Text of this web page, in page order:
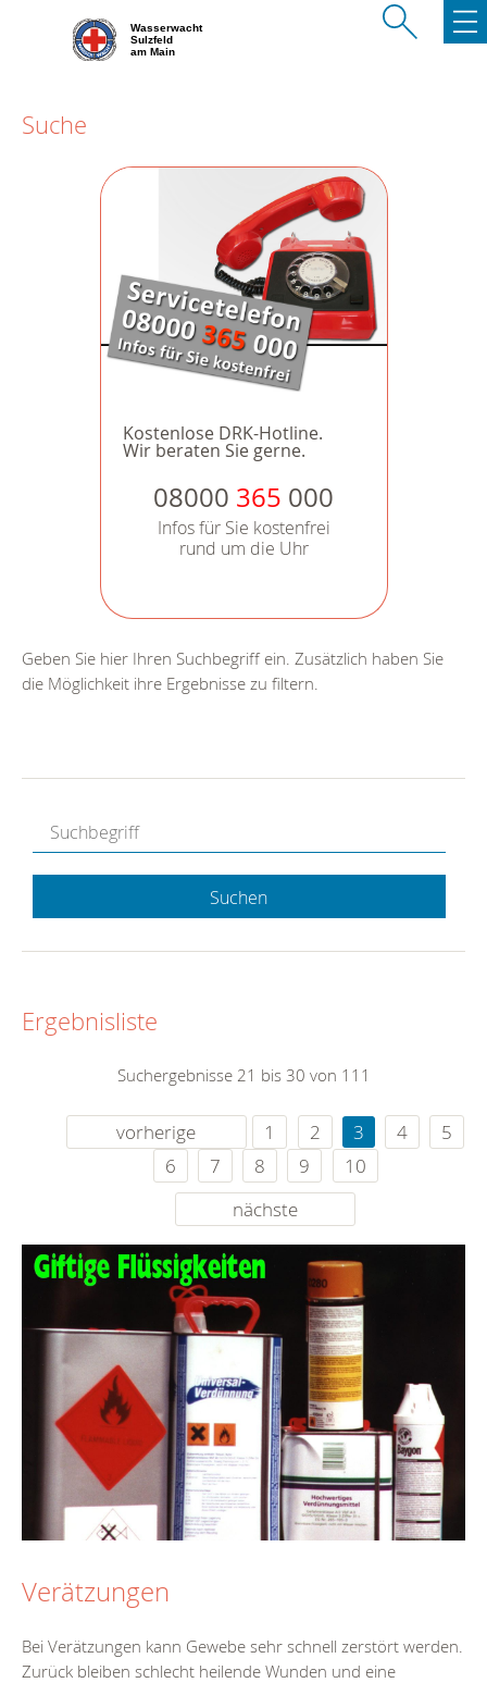
Wasserwacht
Sulzfeld
am Main
Suche
Kostenlose DRK-Hotline.
Wir beraten Sie gerne.
08000 365 000
Infos für Sie kostenfrei
rund um die Uhr
Geben Sie hier Ihren Suchbegriff ein. Zusätzlich haben Sie
die Möglichkeit ihre Ergebnisse zu filtern.
Suchen
Ergebnisliste
Suchergebnisse 21 bis 30 von 111
vorherige 1 2 3 4
5
6
7 8 9
10
nächste
Verätzungen
Bei Verätzungen kann Gewebe sehr schnell zerstört werden.
Zurück bleiben schlecht heilende Wunden und eine